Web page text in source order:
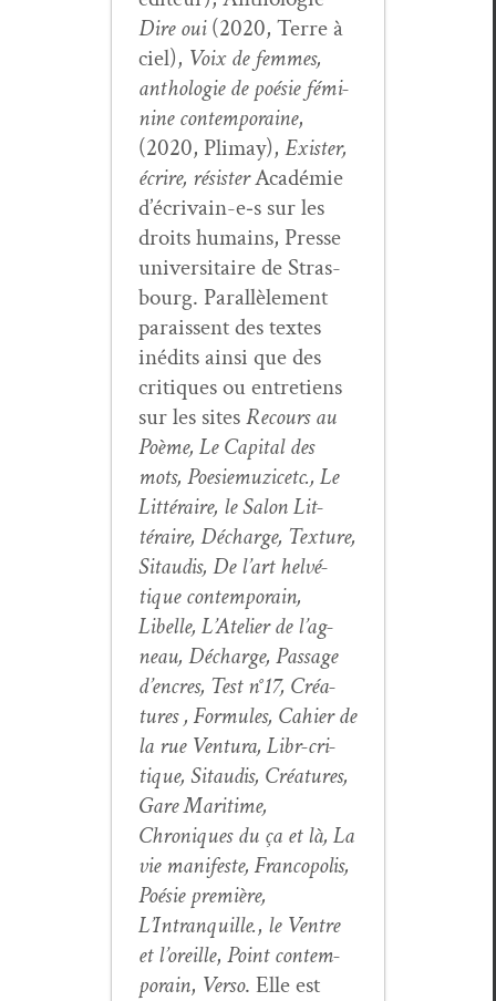
Dire oui(2020, Terre à
ciel), Voix de femmes,
antholo­gie de poésie fémi­
nine con­tem­po­raine,
(2020, Pli­may), Exis­ter,
écrire, résis­terAcadémie
d’écrivain-e‑s sur les
droits humains, Presse
uni­ver­si­taire de Stras­
bourg. Par­al­lèle­ment
parais­sent des textes
inédits ain­si que des
cri­tiques ou entre­tiens
sur les sitesRecours au
Poème, Le Cap­i­tal des
mots, Poe­siemuz­icetc., Le
Lit­téraire, le Salon Lit­
téraire, Décharge, Tex­ture,
Sitaud­is, De l’art helvé­
tique con­tem­po­rain,
Libelle, L’Atelier de l’ag­
neau, Décharge, Pas­sage
d’en­cres, Test n°17, Créa­
tures , For­mules, Cahi­er de
la rue Ven­tu­ra, Libr-cri­
tique, Sitaud­is, Créa­tures,
Gare Mar­itime,
Chroniques du ça et là, La
vie man­i­feste, Fran­copo­lis,
Poésie pre­mière,
L’Intranquille., le Ven­tre
et l’or­eille, Point con­tem­
po­rain, Ver­so. Elle est